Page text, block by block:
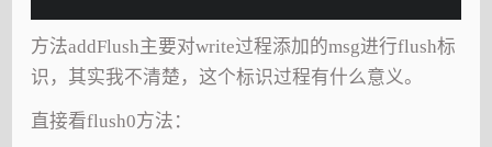
方法addFlush主要对write过程添加的msg进行flush标
识，其实我不清楚，这个标识过程有什么意义。
直接看flush0方法：